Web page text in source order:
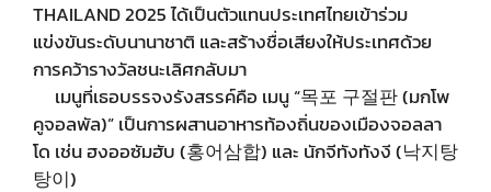
THAILAND 2025 ได้เป็นตัวแทนประเทศไทยเข้าร่วม
แข่งขันระดับนานาชาติ และสร้างชื่อเสียงให้ประเทศด้วย
การคว้ารางวัลชนะเลิศกลับมา
เมนูที่เธอบรรจงรังสรรค์คือ เมนู “목포 구절판 (มกโพ
คูจอลพัล)” เป็นการผสานอาหารท้องถิ่นของเมืองจอลลา
โด เช่น ฮงออซัมฮับ (홍어삼합) และ นักจีทังทังงี (낙지탕
탕이)